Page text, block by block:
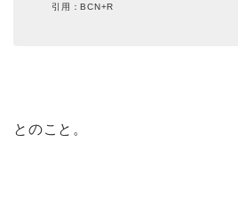
引用：BCN+R
とのこと。